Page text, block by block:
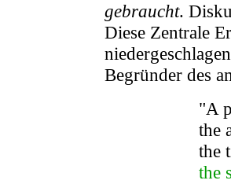
gebraucht.
Diese Zentrale
Begründer des
"A
the
the
the